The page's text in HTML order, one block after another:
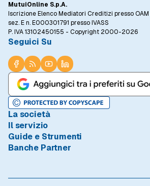
MutuiOnline S.p.A.
Iscrizione Elenco Mediatori Creditizi presso OAM
sez. E n. E000301791 presso IVASS
P. IVA 13102450155 - Copyright 2000-2026
Seguici Su
La società
Chi è MutuiOnline.it
Contatta MutuiOnline.it
Opinioni degli Utenti
Linee guida editoriali
Il servizio
Come Funziona
Condizioni di Utilizzo
Privacy
Guide e Strumenti
Guide Mutui
Mutuo 100 prima casa
Banche Partner
BNL - BNP Paribas